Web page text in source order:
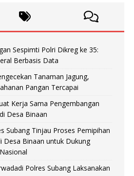
Sespimti Polri Dikreg ke 35:
Berbasis Data
Tanaman Jagung,
Pangan Tercapai
Kerja Sama Pengembangan
Desa Binaan
Subang Tinjau Proses Pemipihan
Desa Binaan untuk Dukung
Polres Subang Laksanakan